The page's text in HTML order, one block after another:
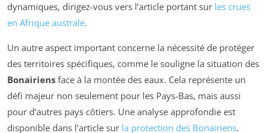
dynamiques, dirigez-vous vers l’article portant sur les crues
en Afrique australe.
Un autre aspect important concerne la nécessité de protéger
des territoires spécifiques, comme le souligne la situation des
Bonairiens face à la montée des eaux. Cela représente un
défi majeur non seulement pour les Pays-Bas, mais aussi
pour d’autres pays côtiers. Une analyse approfondie est
disponible dans l’article sur la protection des Bonairiens.